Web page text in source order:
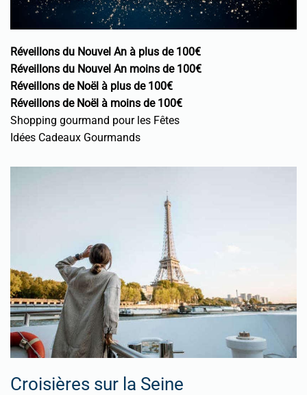
Réveillons du Nouvel An à plus de 100€
Réveillons du Nouvel An moins de 100€
Réveillons de Noël à plus de 100€
Réveillons de Noël à moins de 100€
Shopping gourmand pour les Fêtes
Idées Cadeaux Gourmands
Croisières sur la Seine